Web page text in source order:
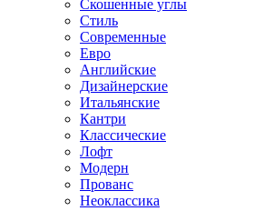
Скошенные углы
Стиль
Современные
Евро
Английские
Дизайнерские
Итальянские
Кантри
Классические
Лофт
Модерн
Прованс
Неоклассика